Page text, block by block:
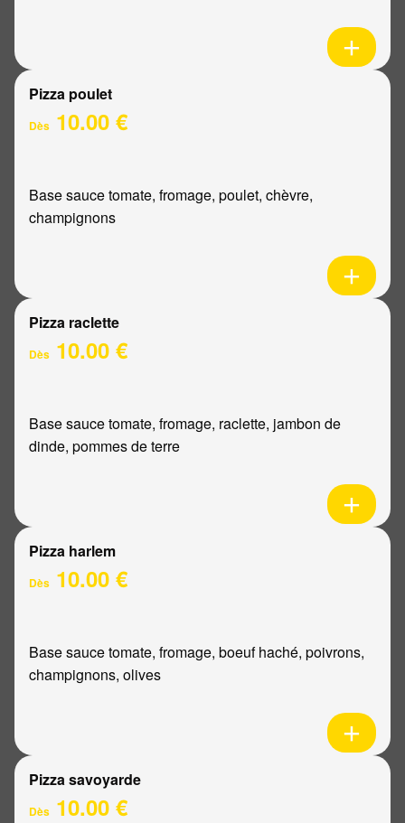
Pizza poulet
Dès 10.00 €
Base sauce tomate, fromage, poulet, chèvre,
champignons
Pizza raclette
Dès 10.00 €
Base sauce tomate, fromage, raclette, jambon de
dinde, pommes de terre
Pizza harlem
Dès 10.00 €
Base sauce tomate, fromage, boeuf haché, poivrons,
champignons, olives
Pizza savoyarde
Dès 10.00 €